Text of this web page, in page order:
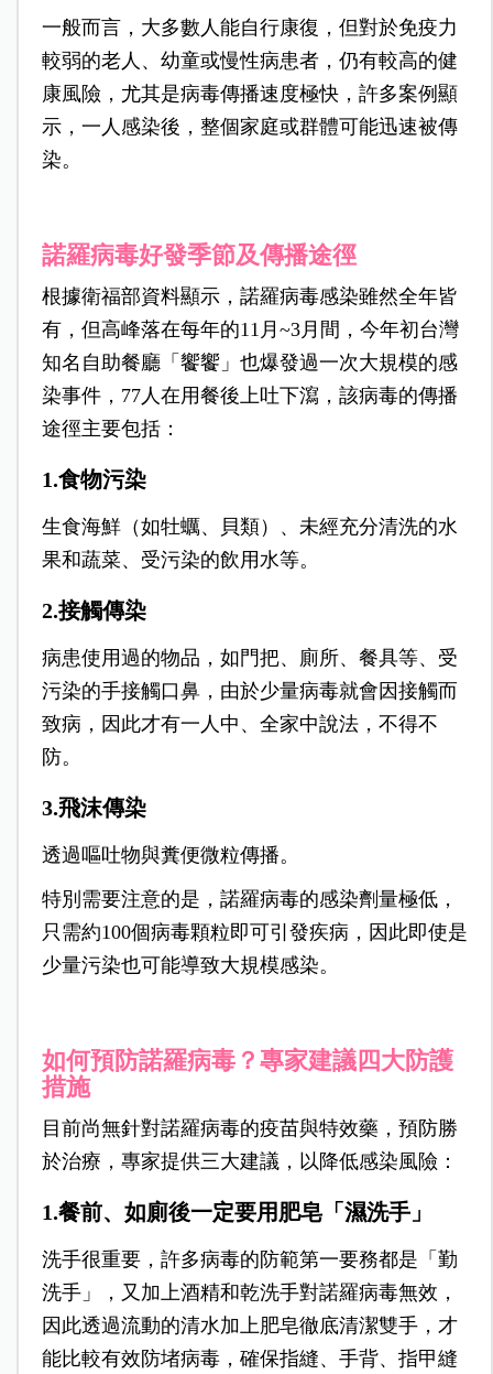
一般而言，大多數人能自行康復，但對於免疫力
較弱的老人、幼童或慢性病患者，仍有較高的健
康風險，尤其是病毒傳播速度極快，許多案例顯
示，一人感染後，整個家庭或群體可能迅速被傳
染。
諾羅病毒好發季節及傳播途徑
根據衛福部資料顯示，諾羅病毒感染雖然全年皆
有，但高峰落在每年的11月~3月間，今年初台灣
知名自助餐廳「饗饗」也爆發過一次大規模的感
染事件，77人在用餐後上吐下瀉，該病毒的傳播
途徑主要包括：
1.食物污染
生食海鮮（如牡蠣、貝類）、未經充分清洗的水
果和蔬菜、受污染的飲用水等。
2.接觸傳染
病患使用過的物品，如門把、廁所、餐具等、受
污染的手接觸口鼻，由於少量病毒就會因接觸而
致病，因此才有一人中、全家中說法，不得不
防。
3.飛沫傳染
透過嘔吐物與糞便微粒傳播。
特別需要注意的是，諾羅病毒的感染劑量極低，
只需約100個病毒顆粒即可引發疾病，因此即使是
少量污染也可能導致大規模感染。
如何預防諾羅病毒？專家建議四大防護
措施
目前尚無針對諾羅病毒的疫苗與特效藥，預防勝
於治療，專家提供三大建議，以降低感染風險：
1.餐前、如廁後一定要用肥皂「濕洗手」
洗手很重要，許多病毒的防範第一要務都是「勤
洗手」，又加上酒精和乾洗手對諾羅病毒無效，
因此透過流動的清水加上肥皂徹底清潔雙手，才
能比較有效防堵病毒，確保指縫、手背、指甲縫